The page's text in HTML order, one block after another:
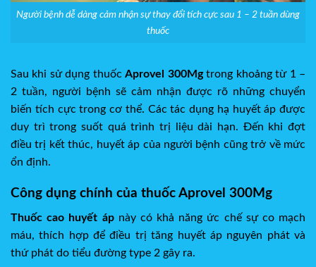
Người bệnh dễ dàng cảm nhận sự thay đổi tích cực sau 1 – 2 tuần dùng
thuốc
Sau khi sử dụng thuốcAprovel 300Mgtrong khoảng từ 1 –
2 tuần, người bệnh sẽ cảm nhận được rõ những chuyển
biến tích cực trong cơ thể. Các tác dụng hạ huyết áp được
duy trì trong suốt quá trình trị liệu dài hạn. Đến khi đợt
điều trị kết thúc, huyết áp của người bệnh cũng trở về mức
ổn định.
Công dụng chính của thuốc Aprovel 300Mg
Thuốc cao huyết ápnày có khả năng ức chế sự co mạch
máu, thích hợp để điều trị tăng huyết áp nguyên phát và
thứ phát do tiểu đường type 2 gây ra.